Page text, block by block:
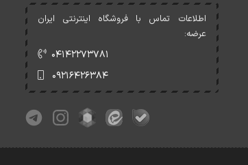
اطلاعات تماس با فروشگاه اینترنتی ایران
عرضه:
۰۴۱۴۲۲۷۳۷۸۱
۰۹۲۱۶۴۲۶۳۸۴